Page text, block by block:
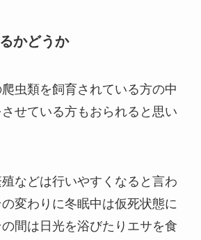
かどうか
虫類を飼育されている方の中
せている方もおられると思い
などは行いやすくなると言わ
変わりに冬眠中は仮死状態に
間は日光を浴びたりエサを食